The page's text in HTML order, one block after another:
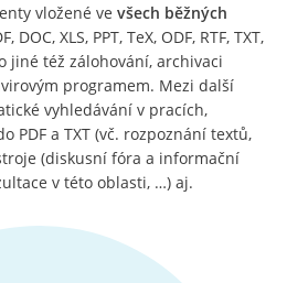
vložené ve všech běžných
DOC, XLS, PPT, TeX, ODF, RTF, TXT,
jiné též zálohování, archivaci
programem. Mezi další
vyhledávání v pracích,
PDF a TXT (vč. rozpoznání textů,
(diskusní fóra a informační
v této oblasti, …) aj.